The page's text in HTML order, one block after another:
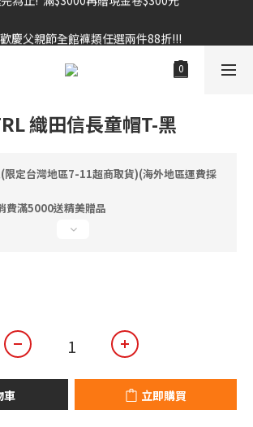
慶父親節全館褲類任選兩件88折!!!
織田信長童帽T-黑
定台灣地區7-11超商取貨)(海外地區運費採
費滿5000送精美贈品
車 立即購買